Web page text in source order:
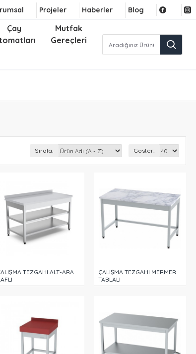
Projeler Haberler Blog
Çay
Mutfak
Gereçleri
Sırala: Göster:
TEZGAHI ALT-ARA
ÇALIŞMA TEZGAHI MERMER
TABLALI